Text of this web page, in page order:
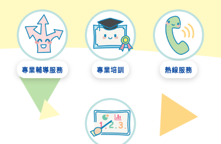
專業輔導服務 專業培訓 熱線服務